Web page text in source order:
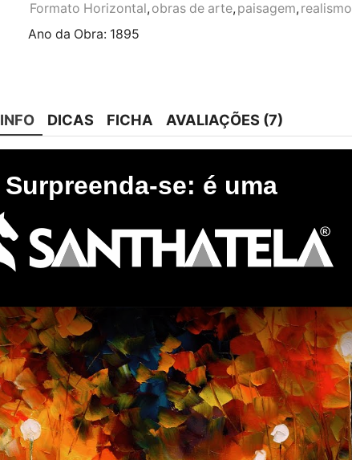
Formato Horizontal, obras de arte, paisagem, realismo
Ano da Obra: 1895
INFO DICAS FICHA AVALIAÇÕES (7)
Surpreenda-se: é uma